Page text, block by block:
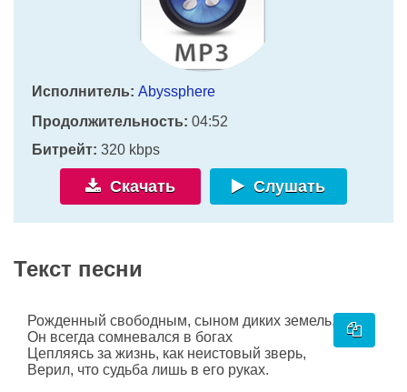
Исполнитель: Abyssphere
Продолжительность: 04:52
Битрейт: 320 kbps
Скачать Слушать
Текст песни
Рожденный свободным, сыном диких земель,
Он всегда сомневался в богах
Цепляясь за жизнь, как неистовый зверь,
Верил, что судьба лишь в его руках.